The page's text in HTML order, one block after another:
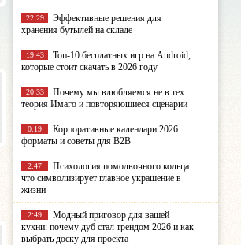
22:29
Эффективные решения для
хранения бутылей на складе
19:43
Топ-10 бесплатных игр на Android,
которые стоит скачать в 2026 году
20:33
Почему мы влюбляемся не в тех:
теория Имаго и повторяющиеся сценарии
0:19
Корпоративные календари 2026:
форматы и советы для B2B
2:47
Психология помолвочного кольца:
что символизирует главное украшение в
жизни
2:49
Модный приговор для вашей
кухни: почему дуб стал трендом 2026 и как
выбрать доску для проекта